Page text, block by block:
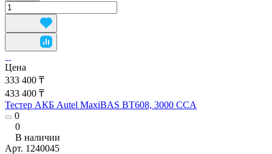
Цена
333 400 ₸
433 400 ₸
Тестер АКБ Autel MaxiBAS BT608, 3000 CCA
0
0
В наличии
Арт. 1240045